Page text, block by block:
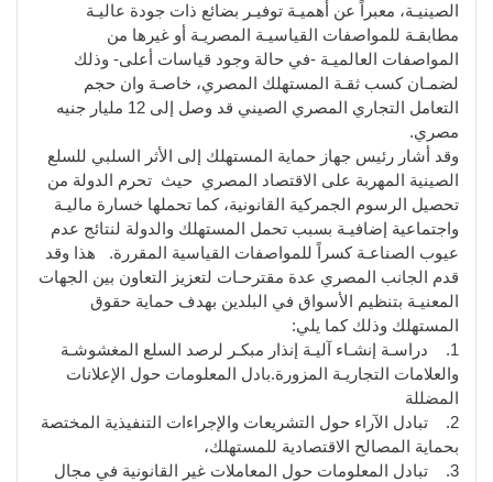
الصينيـة، معبراً عن أهميـة توفيـر بضائع ذات جودة عاليـة
مطابقـة للمواصفات القياسيـة المصريـة أو غيرها من
المواصفات العالميـة -في حالة وجود قياسات أعلى- وذلك
لضمـان كسب ثقـة المستهلك المصري، خاصـة وان حجم
التعامل التجاري المصري الصيني قد وصل إلى 12 مليار جنيه
مصري.
وقد أشار رئيس جهاز حماية المستهلك إلى الأثر السلبي للسلع
الصينية المهربة على الاقتصاد المصري حيث تحرم الدولة من
تحصيل الرسوم الجمركية القانونية، كما تحملها خسارة ماليـة
واجتماعية إضافيـة بسبب تحمل المستهلك والدولة لنتائج عدم
عيوب الصناعـة كسراً للمواصفات القياسية المقررة. هذا وقد
قدم الجانب المصري عدة مقترحـات لتعزيز التعاون بين الجهات
المعنيـة بتنظيم الأسواق في البلدين بهدف حماية حقوق
المستهلك وذلك كما يلي:
1. دراسـة إنشـاء آليـة إنذار مبكـر لرصد السلع المغشوشـة
والعلامات التجاريـة المزورة.بادل المعلومات حول الإعلانات
المضللة
2. تبادل الآراء حول التشريعات والإجراءات التنفيذية المختصة
بحماية المصالح الاقتصادية للمستهلك،
3. تبادل المعلومات حول المعاملات غير القانونية في مجال